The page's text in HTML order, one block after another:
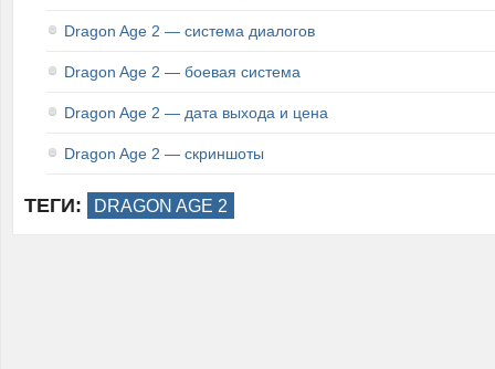
Dragon Age 2 — система диалогов
Dragon Age 2 — боевая система
Dragon Age 2 — дата выхода и цена
Dragon Age 2 — скриншоты
ТЕГИ: DRAGON AGE 2